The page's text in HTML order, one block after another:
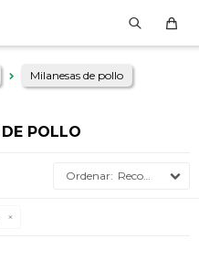
Milanesas de pollo
POLLO
Recomendados